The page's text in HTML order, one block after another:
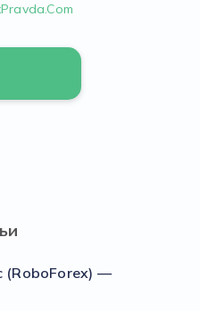
(RoboForex) —